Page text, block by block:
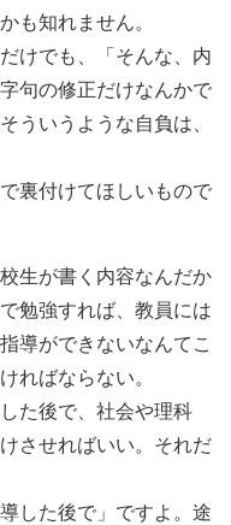
も知れません。
けでも、「そんな、内
句の修正だけなんかで
ういうような自負は、
裏付けてほしいもので
生が書く内容なんだか
勉強すれば、教員には
導ができないなんてこ
ればならない。
た後で、社会や理科
させればいい。それだ
した後で」ですよ。途